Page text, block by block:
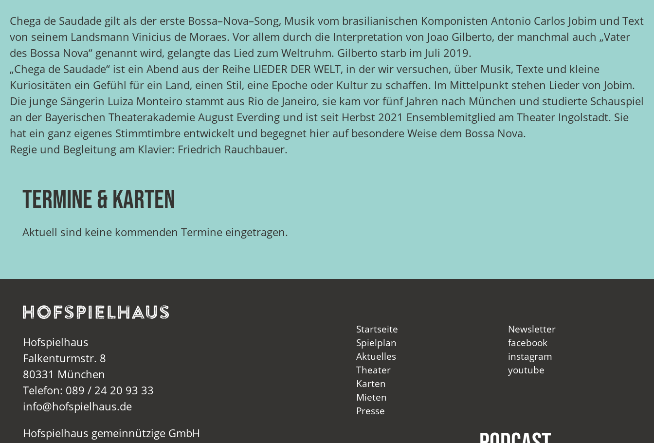
Chega de Saudade gilt als der erste Bossa–Nova–Song, Musik vom brasilianischen Komponisten Antonio Carlos Jobim und Text
von seinem Landsmann Vinicius de Moraes. Vor allem durch die Interpretation von Joao Gilberto, der manchmal auch „Vater
des Bossa Nova“ genannt wird, gelangte das Lied zum Weltruhm. Gilberto starb im Juli 2019.
„Chega de Saudade“ ist ein Abend aus der Reihe LIEDER DER WELT, in der wirversuchen, über Musik, Texte und kleine
Kuriositäten ein Gefühl für ein Land, einen Stil, eine Epoche oder Kultur zu schaffen. Im Mittelpunkt stehen Liedervon Jobim.
Die junge Sängerin Luiza Monteiro stammt aus Rio de Janeiro, sie kam vorfünfJahren nach München und studierte Schauspiel
an der Bayerischen Theaterakademie August Everding und ist seit Herbst 2021 Ensemblemitglied am Theater Ingolstadt. Sie
hat ein ganz eigenes Stimmtimbre entwickelt und begegnet hier auf besondere Weise dem Bossa Nova.
Regie und Begleitung am Klavier: Friedrich Rauchbauer.
Termine & Karten
Aktuell sind keine kommenden Termine eingetragen.
Hofspielhaus
Falkenturmstr. 8
80331 München
Telefon: 089 / 24 20 93 33
info@hofspielhaus.de
Hofspielhaus gemeinnützige GmbH
Startseite
Spielplan
Aktuelles
Theater
Karten
Mieten
Presse
Newsletter
facebook
instagram
youtube